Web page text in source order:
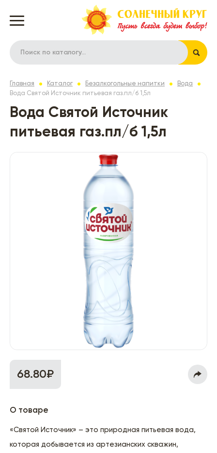
Главная Каталог Безалкогольные напитки
Вода
Вода Святой Источник питьевая газ.пл/б 1,5л
Вода Святой Источник
питьевая газ.пл/б 1,5л
68.80₽
О товаре
«Святой Источник» – это природная питьевая вода,
которая добывается из артезианских скважин,